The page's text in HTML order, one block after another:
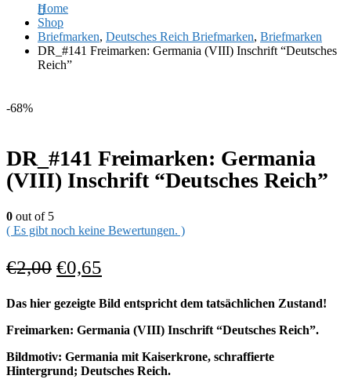
Home
Shop
Briefmarken, Deutsches Reich Briefmarken, Briefmarken
DR_#141 Freimarken: Germania (VIII) Inschrift “Deutsches
Reich”
-68%
DR_#141 Freimarken: Germania
(VIII) Inschrift “Deutsches Reich”
0 out of 5
( Es gibt noch keine Bewertungen. )
€2,00 €0,65
Das hier gezeigte Bild entspricht dem tatsächlichen Zustand!
Freimarken: Germania (VIII) Inschrift “Deutsches Reich”.
Bildmotiv: Germania mit Kaiserkrone, schraffierte
Hintergrund; Deutsches Reich.